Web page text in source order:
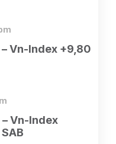
Vn-Index +9,80
Vn-Index